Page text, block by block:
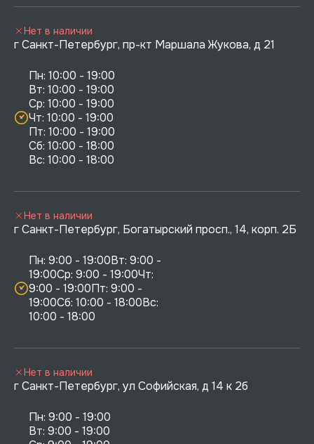
г Санкт-Петербург, пр-кт Маршала Жукова, д 21
Пн: 10:00 - 19:00
Вт: 10:00 - 19:00
Ср: 10:00 - 19:00
Чт: 10:00 - 19:00
Пт: 10:00 - 19:00
Сб: 10:00 - 18:00
Нет в наличии
г Санкт-Петербург, Богатырский просп., 14, корп. 2Б
Пн: 9:00 - 19:00Вт: 9:00 -
19:00Ср: 9:00 - 19:00Чт:
9:00 - 19:00Пт: 9:00 -
19:00Сб: 10:00 - 18:00Вс:
10:00 - 18:00
Нет в наличии
г Санкт-Петербург, ул Софийская, д 14 к 2б
Пн: 9:00 - 19:00
Вт: 9:00 - 19:00
Нет в наличии